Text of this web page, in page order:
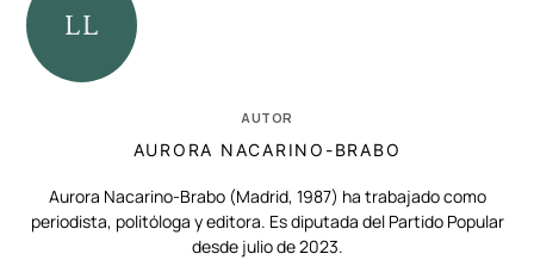
AUTOR
AURORA NACARINO-BRABO
Aurora Nacarino-Brabo (Madrid, 1987) ha trabajado como
periodista, politóloga y editora. Es diputada del Partido Popular
desde julio de 2023.